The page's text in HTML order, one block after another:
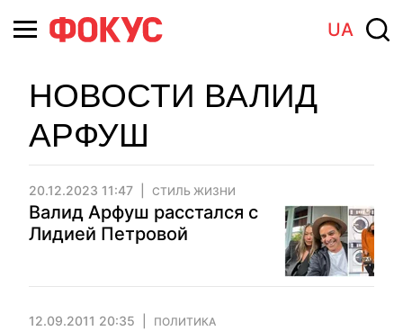
UA
НОВОСТИ ВАЛИД
АРФУШ
20.12.2023 11:47 СТИЛЬ ЖИЗНИ
Валид Арфуш расстался с
Лидией Петровой
12.09.2011 20:35 ПОЛИТИКА